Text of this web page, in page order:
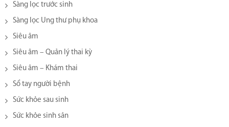
Sàng lọc trước sinh
Sàng lọc Ung thư phụ khoa
Siêu âm
Siêu âm – Quản lý thai kỳ
Siêu âm – Khám thai
Sổ tay người bệnh
Sức khỏe sau sinh
Sức khỏe sinh sản